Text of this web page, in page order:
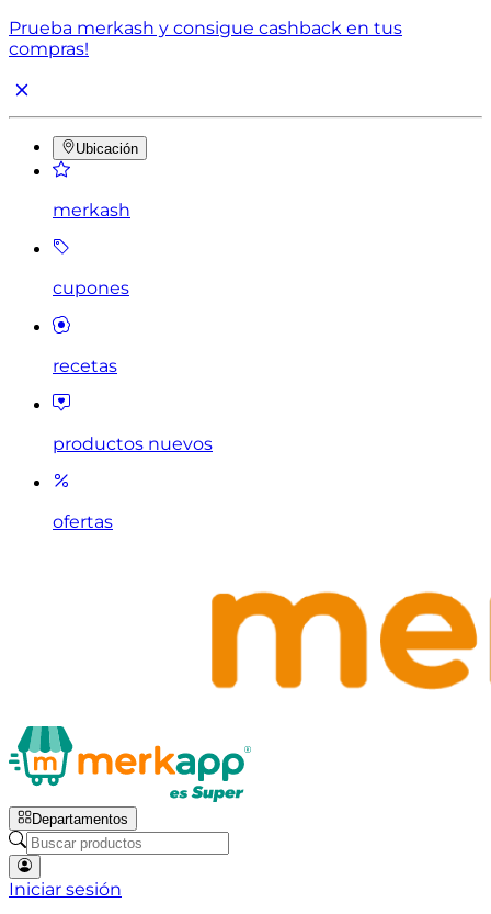
Prueba merkash y consigue cashback en tus
compras!
Ubicación
merkash
cupones
recetas
productos nuevos
ofertas
Departamentos
Iniciar sesión